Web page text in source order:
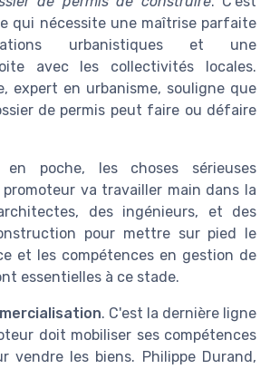
qui nécessite une maîtrise parfaite
urbanistiques et une
avec les collectivités locales.
expert en urbanisme, souligne que
de permis peut faire ou défaire
poche, les choses sérieuses
va travailler main dans la
des ingénieurs, et des
pour mettre sur pied le
et les compétences en gestion de
essentielles à ce stade.
. C'est la dernière ligne
doit mobiliser ses compétences
vendre les biens. Philippe Durand,